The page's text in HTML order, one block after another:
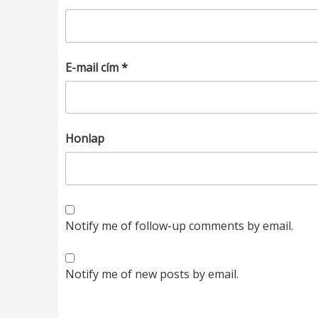
E-mail cím*
Honlap
Notify me of follow-up comments by email.
Notify me of new posts by email.